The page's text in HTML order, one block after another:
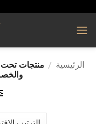
الرئيسية / منتجات تحت